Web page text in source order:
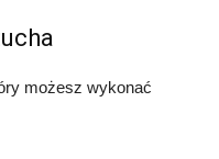
możesz wykonać